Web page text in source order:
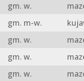
gm. w.
gm. m-w.
gm. w.
gm. w.
gm. w.